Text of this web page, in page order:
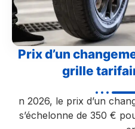
Prix d’un
grille
n 2026, le prix d’un
s’échelonne de 350 €